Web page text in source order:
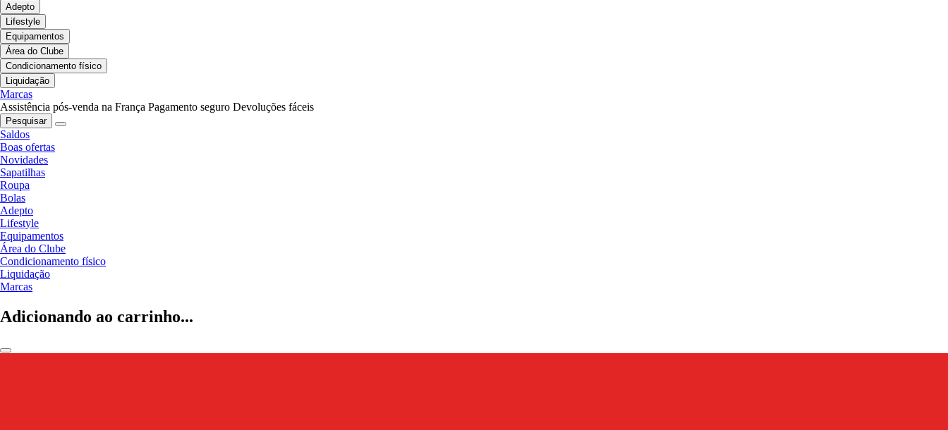
Adepto
Lifestyle
Equipamentos
Área do Clube
Condicionamento físico
Liquidação
Marcas
Assistência pós-venda na França Pagamento seguro Devoluções fáceis
Pesquisar
Saldos
Boas ofertas
Novidades
Sapatilhas
Roupa
Bolas
Adepto
Lifestyle
Equipamentos
Área do Clube
Condicionamento físico
Liquidação
Marcas
Adicionando ao carrinho...